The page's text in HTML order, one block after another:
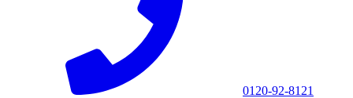
0120-92-8121